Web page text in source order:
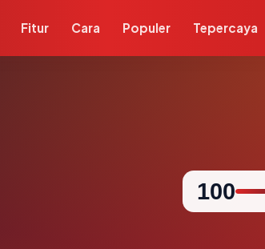
Fitur Cara Populer Tepercaya
100